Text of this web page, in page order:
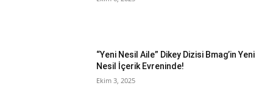
“Yeni Nesil Aile” Dikey Dizisi Bmag’in Yeni
Nesil İçerik Evreninde!
Ekim 3, 2025